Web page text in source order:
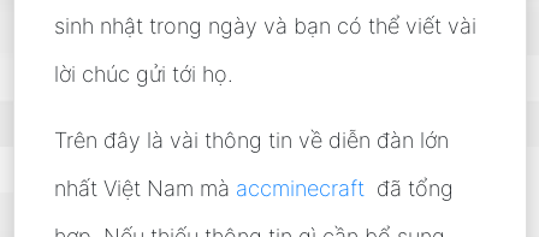
sinh nhật trong ngày và bạn có thể viết vài
lời chúc gửi tới họ.
Trên đây là vài thông tin về diễn đàn lớn
nhất Việt Nam mà accminecraft đã tổng